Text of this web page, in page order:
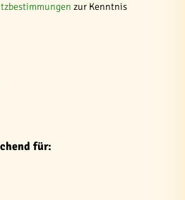
zur Kenntnis
für: